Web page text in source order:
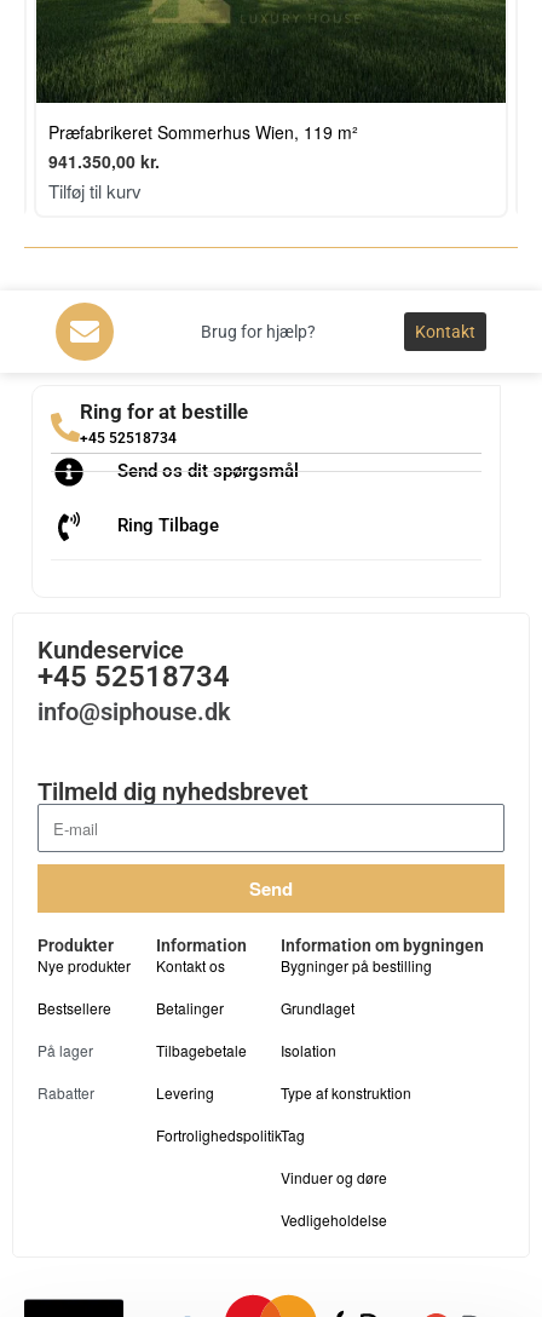
Præfabrikeret Sommerhus Wien, 119 m²
941.350,00 kr.
Tilføj til kurv
Brug for hjælp? Kontakt
Ring for at bestille
+45 52518734
Send os dit spørgsmål
Ring Tilbage
Kundeservice
+45 52518734
info@siphouse.dk
Tilmeld dig nyhedsbrevet
Send
Produkter
Nye produkter
Bestsellere
På lager
Rabatter
Information
Kontakt os
Betalinger
Tilbagebetale
Levering
Fortrolighedspolitik
Information om bygningen
Bygninger på bestilling
Grundlaget
Isolation
Type af konstruktion
Tag
Vinduer og døre
Vedligeholdelse